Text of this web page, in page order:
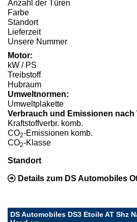
Anzahl der Türen
Farbe
Standort
Lieferzeit
Unsere Nummer
Motor:
kW / PS
Treibstoff
Hubraum
Umweltnormen:
Umweltplakette
Verbrauch und Emissionen nach
Kraftstoffverbr. komb.
CO2-Emissionen komb.
CO2-Klasse
Standort
Details zum DS Automobiles
DS Automobiles DS3 Etoile AT Shz